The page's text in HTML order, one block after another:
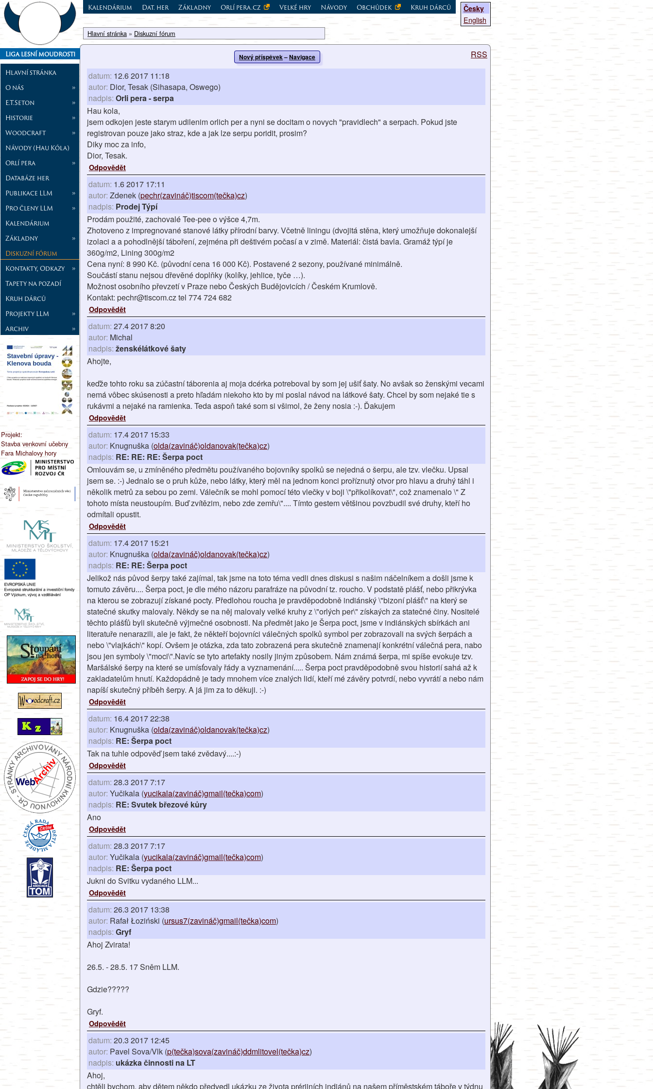
Liga lesní moudrosti
Hlavní stránka
O nás
»
E.T.Seton
»
Historie
»
Woodcraft
»
Návody (Hau Kóla)
Orlí pera
»
Databáze her
Publikace LLM
»
Pro členy LLM
»
Kalendárium
Základny
»
Diskuzní fórum
Kontakty, Odkazy
»
Tapety na pozadí
Kruh dárců
Projekty LLM
»
Archiv
»
Projekt:
Stavba venkovní učebny
Fara Michalovy hory
Česky
English
Kalendárium Dat. her Základny Orlí pera.cz Velké hry Návody Obchůdek Kruh dárců
Hlavní stránka » Diskuzní fórum
RSS
Nový příspěvek–Navigace
datum: 12.6 2017 11:18
autor: Dior, Tesak (Sihasapa, Oswego)
nadpis: Orli pera - serpa
Hau kola,
jsem odkojen jeste starym udilenim orlich per a nyni se docitam o novych "pravidlech" a serpach. Pokud jste
registrovan pouze jako straz, kde a jak lze serpu poridit, prosim?
Diky moc za info,
Dior, Tesak.
Odpovědět
datum: 1.6 2017 17:11
autor: Zdenek (pechr(zavináč)tiscom(tečka)cz)
nadpis: Prodej Týpí
Prodám použité, zachovalé Tee-pee o výšce 4,7m.
Zhotoveno z impregnované stanové látky přírodní barvy. Včetně liningu (dvojitá stěna, který umožňuje dokonalejší
izolaci a a pohodlnější táboření, zejména při deštivém počasí a v zimě. Materiál: čistá bavla. Gramáž týpí je
360g/m2, Lining 300g/m2
Cena nyní: 8 990 Kč. (původní cena 16 000 Kč). Postavené 2 sezony, používané minimálně.
Součástí stanu nejsou dřevěné doplňky (kolíky, jehlice, tyče …).
Možnost osobního převzetí v Praze nebo Českých Budějovicích / Českém Krumlově.
Kontakt: pechr@tiscom.cz tel 774 724 682
Odpovědět
datum: 27.4 2017 8:20
autor: Michal
nadpis: ženskélátkové šaty
Ahojte,
keďže tohto roku sa zúčastní táborenia aj moja dcérka potreboval by som jej ušiť šaty. No avšak so ženskými vecami
nemá vôbec skúsenosti a preto hľadám niekoho kto by mi poslal návod na látkové šaty. Chcel by som nejaké tie s
rukávmi a nejaké na ramienka. Teda aspoň také som si všimol, že ženy nosia :-). Ďakujem
Odpovědět
datum: 17.4 2017 15:33
autor: Knugnuška (olda(zavináč)oldanovak(tečka)cz)
nadpis: RE: RE: RE: Šerpa poct
Omlouvám se, u zmíněného předmětu používaného bojovníky spolků se nejedná o šerpu, ale tzv. vlečku. Upsal
jsem se. :-) Jednalo se o pruh kůže, nebo látky, který měl na jednom konci proříznutý otvor pro hlavu a druhý táhl i
několik metrů za sebou po zemi. Válečník se mohl pomocí této vlečky v boji \"přikolíkovat\", což znamenalo \" Z
tohoto místa neustoupím. Buď zvítězim, nebo zde zemřu\".... Tímto gestem většinou povzbudil své druhy, kteří ho
odmítali opustit.
Odpovědět
datum: 17.4 2017 15:21
autor: Knugnuška (olda(zavináč)oldanovak(tečka)cz)
nadpis: RE: RE: Šerpa poct
Jelikož nás původ šerpy také zajímal, tak jsme na toto téma vedli dnes diskusi s našim náčelníkem a došli jsme k
tomuto závěru.... Šerpa poct, je dle mého názoru parafráze na původní tz. roucho. V podstatě plášť, nebo přikrývka
na kterou se zobrazují získané pocty. Předlohou roucha je pravděpodobně indiánský \"bizoní plášť\" na který se
statečné skutky malovaly. Někdy se na něj malovaly velké kruhy z \"orlých per\" získaých za statečné činy. Nositelé
těchto plášťů byli skutečně výjmečné osobnosti. Na předmět jako je Šerpa poct, jsme v indiánských sbírkách ani
literatuře nenarazili, ale je fakt, že někteří bojovníci válečných spolků symbol per zobrazovali na svých šerpách a
nebo \"vlajkách\" kopí. Ovšem je otázka, zda tato zobrazená pera skutečně znamenají konkrétní válečná pera, nabo
jsou jen symboly \"moci\".Navíc se tyto artefakty nosily jiným způsobem. Nám známá šerpa, mi spíše evokuje tzv.
Maršálské šerpy na které se umísťovaly řády a vyznamenání..... Šerpa poct pravděpodobně svou historií sahá až k
zakladatelům hnutí. Každopádně je tady mnohem více znalých lidí, kteří mé závěry potvrdí, nebo vyvrátí a nebo nám
napíší skutečný příběh šerpy. A já jim za to děkuji. :-)
Odpovědět
datum: 16.4 2017 22:38
autor: Knugnuška (olda(zavináč)oldanovak(tečka)cz)
nadpis: RE: Šerpa poct
Tak na tuhle odpověď jsem také zvědavý....:-)
Odpovědět
datum: 28.3 2017 7:17
autor: Yučikala (yucikala(zavináč)gmail(tečka)com)
nadpis: RE: Svutek březové kůry
Ano
Odpovědět
datum: 28.3 2017 7:17
autor: Yučikala (yucikala(zavináč)gmail(tečka)com)
nadpis: RE: Šerpa poct
Jukni do Svitku vydaného LLM...
Odpovědět
datum: 26.3 2017 13:38
autor: Rafał Łoziński (ursus7(zavináč)gmail(tečka)com)
nadpis: Gryf
Ahoj Zvirata!
26.5. - 28.5. 17 Sněm LLM.
Gdzie?????
Gryf.
Odpovědět
datum: 20.3 2017 12:45
autor: Pavel Sova/Vlk (p(tečka)sova(zavináč)ddmlitovel(tečka)cz)
nadpis: ukázka činnosti na LT
Ahoj,
chtěli bychom, aby dětem někdo předvedl ukázku ze života prérijních indiánů na našem příměstském táboře v týdnu